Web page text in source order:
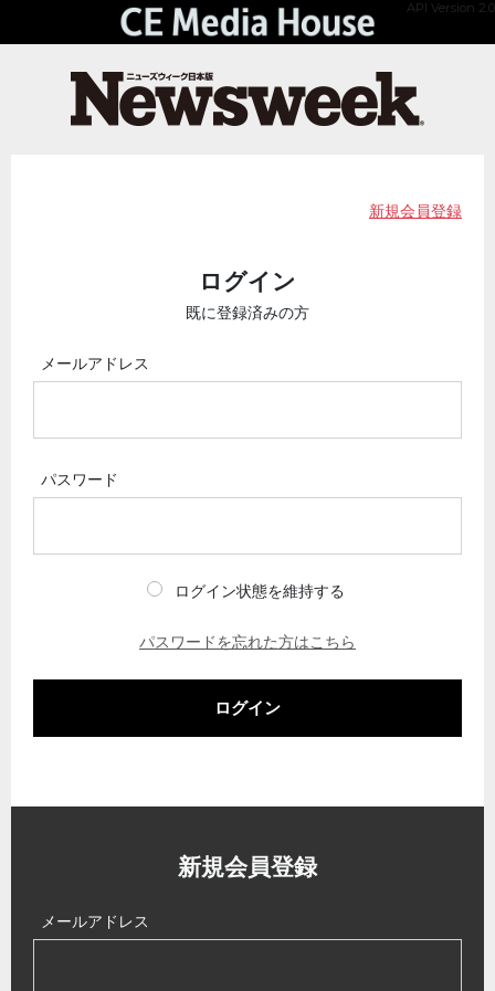
API Version 2.0
新規会員登録
ログイン
既に登録済みの方
メールアドレス
パスワード
ログイン状態を維持する
パスワードを忘れた方はこちら
ログイン
新規会員登録
メールアドレス